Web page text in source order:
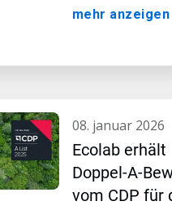
im KI-Zeitalter
mehr anzeigen
08. januar 2026
Ecolab erhält
Doppel-A-
vom CDP für